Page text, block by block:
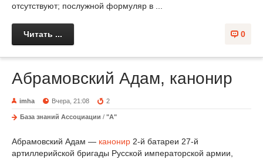
отсутствуют; послужной формуляр в ...
0
Читать ...
Абрамовский Адам, канонир
imha Вчера, 21:08 2
База знаний Ассоциации / "А"
Абрамовский Адам — канонир 2-й батареи 27-й
артиллерийской бригады Русской императорской армии,